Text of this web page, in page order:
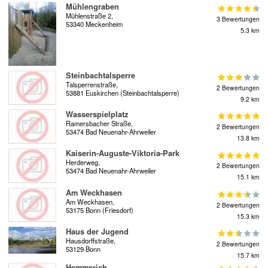
Mühlengraben
Mühlenstraße 2,
53340 Meckenheim
3 Bewertungen
5.3 km
Steinbachtalsperre
Talsperrenstraße,
53881 Euskirchen (Steinbachtalsperre)
2 Bewertungen
9.2 km
Wasserspielplatz
Ramersbacher Straße,
53474 Bad Neuenahr-Ahrweiler
2 Bewertungen
13.8 km
Kaiserin-Auguste-Viktoria-Park
Herderweg,
53474 Bad Neuenahr-Ahrweiler
2 Bewertungen
15.1 km
Am Weckhasen
Am Weckhasen,
53175 Bonn (Friesdorf)
2 Bewertungen
15.3 km
Haus der Jugend
Hausdorffstraße,
53129 Bonn
2 Bewertungen
15.7 km